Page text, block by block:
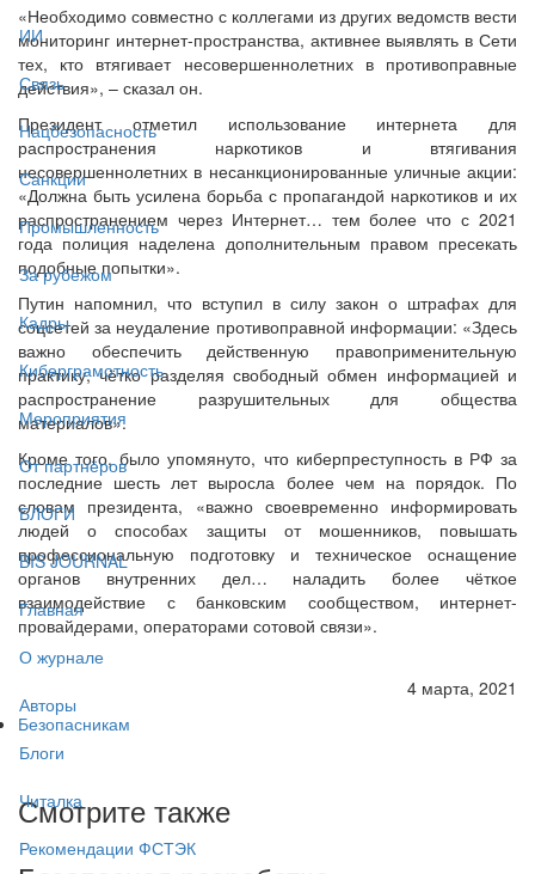
ИИ
Связь
Нацбезопасность
Санкции
Промышленность
За рубежом
Кадры
Киберграмотность
Мероприятия
От партнёров
БЛОГИ
BIS JOURNAL
Главная
О журнале
Авторы
Блоги
Читалка
Рекомендации ФСТЭК
«Необходимо совместно с коллегами из других ведомств вести
мониторинг интернет-пространства, активнее выявлять в Сети
тех, кто втягивает несовершеннолетних в противоправные
действия», – сказал он.
Президент отметил использование интернета для
распространения наркотиков и втягивания
несовершеннолетних в несанкционированные уличные акции:
«Должна быть усилена борьба с пропагандой наркотиков и их
распространением через Интернет… тем более что с 2021
года полиция наделена дополнительным правом пресекать
подобные попытки».
Путин напомнил, что вступил в силу закон о штрафах для
соцсетей за неудаление противоправной информации: «Здесь
важно обеспечить действенную правоприменительную
практику, чётко разделяя свободный обмен информацией и
распространение разрушительных для общества
материалов».
Кроме того, было упомянуто, что киберпреступность в РФ за
последние шесть лет выросла более чем на порядок. По
словам президента, «важно своевременно информировать
людей о способах защиты от мошенников, повышать
профессиональную подготовку и техническое оснащение
органов внутренних дел… наладить более чёткое
взаимодействие с банковским сообществом, интернет-
провайдерами, операторами сотовой связи».
4 марта, 2021
Безопасникам
Смотрите также